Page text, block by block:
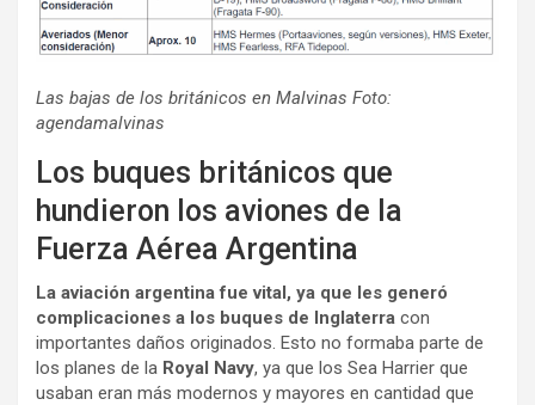
Las bajas de los británicos en Malvinas Foto:
agendamalvinas
Los buques británicos que
hundieron los aviones de la
Fuerza Aérea Argentina
La aviación argentina fue vital, ya que les generó
complicaciones a los buques de Inglaterra con
importantes daños originados. Esto no formaba parte de
los planes de la Royal Navy, ya que los Sea Harrier que
usaban eran más modernos y mayores en cantidad que